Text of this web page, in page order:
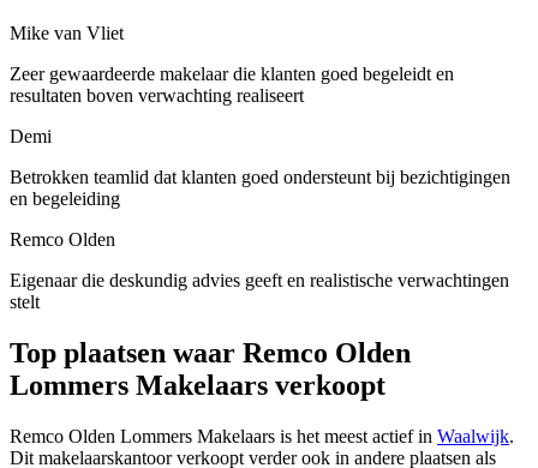
Mike van Vliet
Zeer gewaardeerde makelaar die klanten goed begeleidt en
resultaten boven verwachting realiseert
Demi
Betrokken teamlid dat klanten goed ondersteunt bij bezichtigingen
en begeleiding
Remco Olden
Eigenaar die deskundig advies geeft en realistische verwachtingen
stelt
Top plaatsen waar Remco Olden
Lommers Makelaars verkoopt
Remco Olden Lommers Makelaars is het meest actief in Waalwijk.
Dit makelaarskantoor verkoopt verder ook in andere plaatsen als